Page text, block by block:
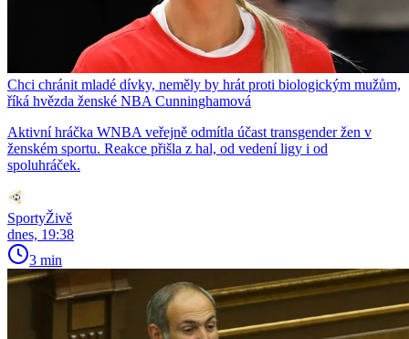
Chci chránit mladé dívky, neměly by hrát proti biologickým mužům,
říká hvězda ženské NBA Cunninghamová
Aktivní hráčka WNBA veřejně odmítla účast transgender žen v
ženském sportu. Reakce přišla z hal, od vedení ligy i od
spoluhráček.
SportyŽivě
dnes, 19:38
3 min